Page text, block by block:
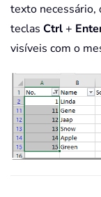
texto necessário,
teclas Ctrl+
visíveis com o